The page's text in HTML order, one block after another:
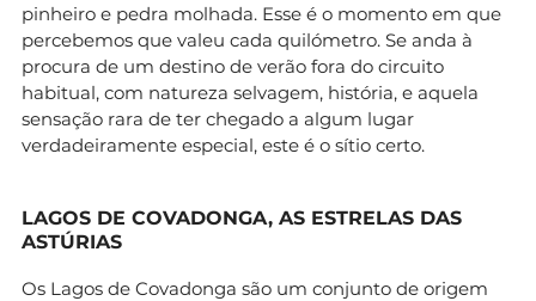
pinheiro e pedra molhada. Esse é o momento em que
percebemos que valeu cada quilómetro. Se anda à
procura de um destino de verão fora do circuito
habitual, com natureza selvagem, história, e aquela
sensação rara de ter chegado a algum lugar
verdadeiramente especial, este é o sítio certo.
LAGOS DE COVADONGA, AS ESTRELAS DAS
ASTÚRIAS
Os Lagos de Covadonga são um conjunto de origem